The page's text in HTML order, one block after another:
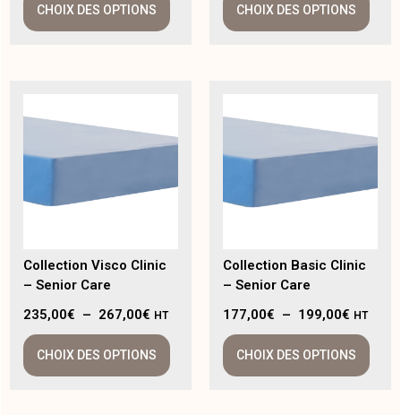
CHOIX DES OPTIONS CHOIX DES OPTIONS
Collection Visco Clinic
– Senior Care
235,00€ – 267,00€ HT
CHOIX DES OPTIONS
Collection Basic Clinic
– Senior Care
177,00€ – 199,00€ HT
CHOIX DES OPTIONS